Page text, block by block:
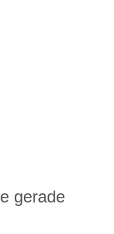
gerade